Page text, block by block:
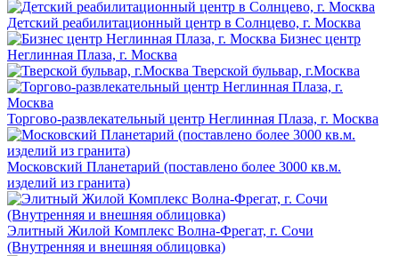
Детский реабилитационный центр в Солнцево, г. Москва
Бизнес центр
Неглинная Плаза, г. Москва
Тверской бульвар, г.Москва
Торгово-развлекательный центр Неглинная Плаза, г. Москва
Московский Планетарий (поставлено более 3000 кв.м.
изделий из гранита)
Элитный Жилой Комплекс Волна-Фрегат, г. Сочи
(Внутренняя и внешняя облицовка)